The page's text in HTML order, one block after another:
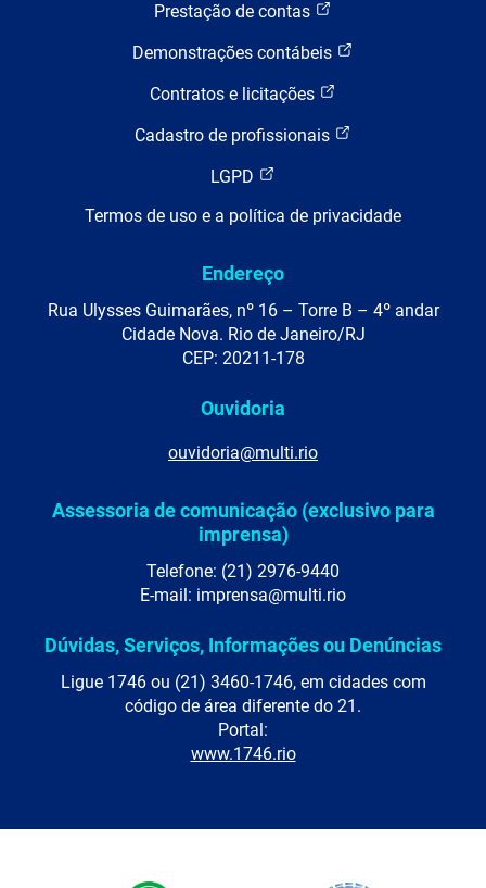
Prestação de contas
Demonstrações contábeis
Contratos e licitações
Cadastro de profissionais
LGPD
Termos de uso e a política de privacidade
Endereço
Rua Ulysses Guimarães, nº 16 – Torre B – 4º andar
Cidade Nova. Rio de Janeiro/RJ
CEP: 20211-178
Ouvidoria
ouvidoria@multi.rio
Assessoria de comunicação (exclusivo para
imprensa)
Telefone: (21) 2976-9440
E-mail: imprensa@multi.rio
Dúvidas, Serviços, Informações ou Denúncias
Ligue 1746 ou (21) 3460-1746, em cidades com
código de área diferente do 21.
Portal:
www.1746.rio